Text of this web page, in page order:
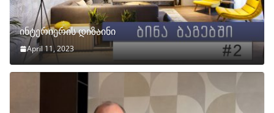
ინტერიერის დიზაინი
April 11, 2023